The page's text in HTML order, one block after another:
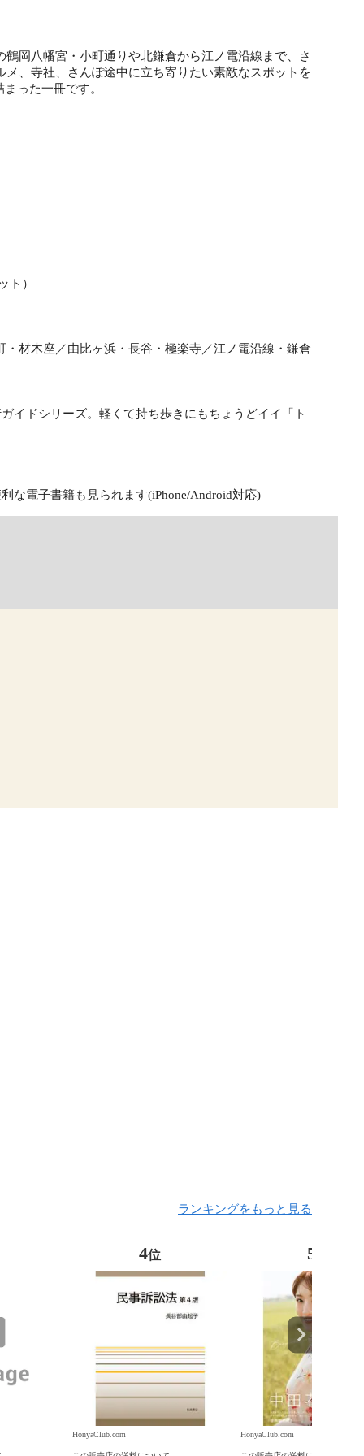
岡八幡宮・小町通りや北鎌倉から江ノ電沿線まで、さ
、寺社、さんぽ途中に立ち寄りたい素敵なスポットを
った一冊です。
ト）
材木座／由比ヶ浜・長谷・極楽寺／江ノ電沿線・鎌倉
イドシリーズ。軽くて持ち歩きにもちょうどイイ「ト
な電子書籍も見られます(iPhone/Android対応)
ランキングをもっと見る
4位
HonyaClub.com
5
HonyaClub.com